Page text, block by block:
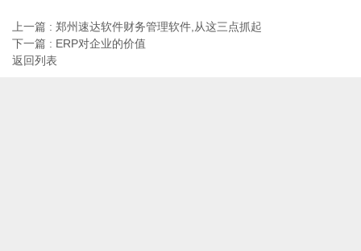
上一篇 : 郑州速达软件财务管理软件,从这三点抓起
下一篇 : ERP对企业的价值
返回列表